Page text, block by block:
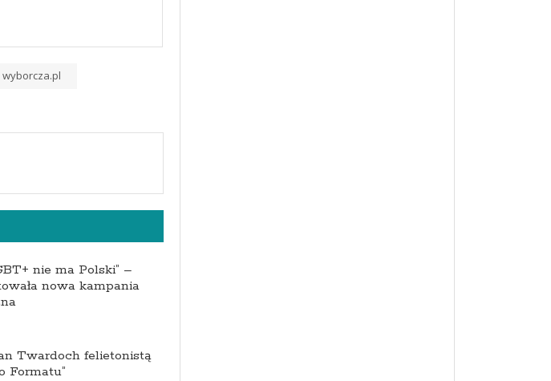
wyborcza.pl
nie ma Polski” –
nowa kampania
Twardoch felietonistą
Formatu”